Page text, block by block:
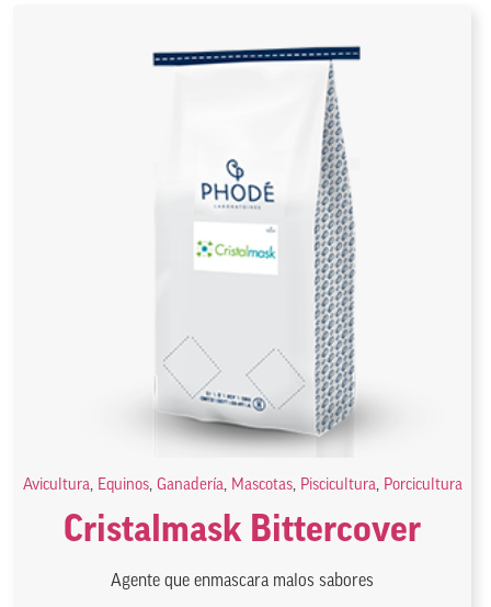
Avicultura, Equinos, Ganadería, Mascotas, Piscicultura, Porcicultura
Cristalmask Bittercover
Agente que enmascara malos sabores